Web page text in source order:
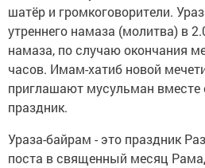
шатёр и громкоговорители.
утреннего намаза (молитва) в
намаза, по случаю окончания
часов. Имам-хатиб новой
приглашают мусульман
праздник.
Ураза-байрам - это праздник
поста в священный месяц